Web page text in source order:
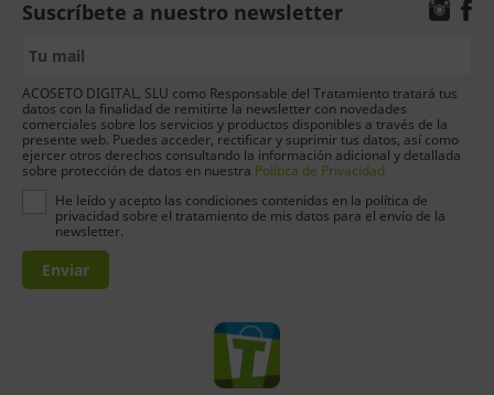
Suscríbete a nuestro newsletter
ACOSETO DIGITAL, SLU como Responsable del Tratamiento tratará tus
datos con la finalidad de remitirte la newsletter con novedades
comerciales sobre los servicios y productos disponibles a través de la
presente web. Puedes acceder, rectificar y suprimir tus datos, así como
ejercer otros derechos consultando la información adicional y detallada
sobre protección de datos en nuestra Política de Privacidad
He leído y acepto las condiciones contenidas en la política de
privacidad sobre el tratamiento de mis datos para el envío de la
newsletter.
Enviar